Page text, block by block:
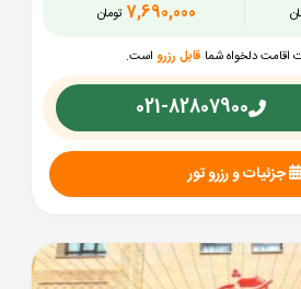
تومان 7,690,000
اقامت دلخواه شما قابل رزرو است.
021-82807900
جزئیات و رزرو تور